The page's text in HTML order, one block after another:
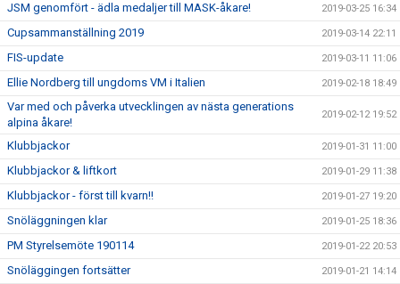
JSM genomfört - ädla medaljer till MASK-åkare! 2019-03-25 16:34
Cupsammanställning 2019 2019-03-14 22:11
FIS-update 2019-03-11 11:06
Ellie Nordberg till ungdoms VM i Italien 2019-02-18 18:49
Var med och påverka utvecklingen av nästa generations
alpina åkare!
2019-02-12 19:52
Klubbjackor 2019-01-31 11:00
Klubbjackor & liftkort 2019-01-29 11:38
Klubbjackor - först till kvarn!! 2019-01-27 19:20
Snöläggningen klar 2019-01-25 18:36
PM Styrelsemöte 190114 2019-01-22 20:53
Snöläggingen fortsätter 2019-01-21 14:14